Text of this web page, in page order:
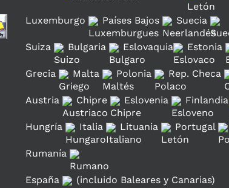
Luxemburgo Países Bajos Suecia
Suiza Bulgaria Eslovaquia Estonia
Grecia Malta Polonia Rep. Checa
Austria Chipre Eslovenia Finlandia
Hungría Italia Lituania Portugal
Rumanía
España (incluido Baleares y Canarias)